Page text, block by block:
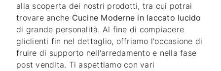
alla scoperta dei nostri prodotti, tra cui potrai
trovare anche Cucine Moderne in laccato lucido
di grande personalità. Al fine di compiacere
gliclienti fin nel dettaglio, offriamo l'occasione di
fruire di supporto nell'arredamento e nella fase
post vendita. Ti aspettiamo con vari